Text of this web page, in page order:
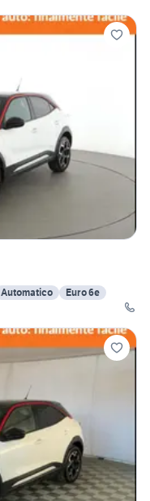
Automatico
Euro 6e